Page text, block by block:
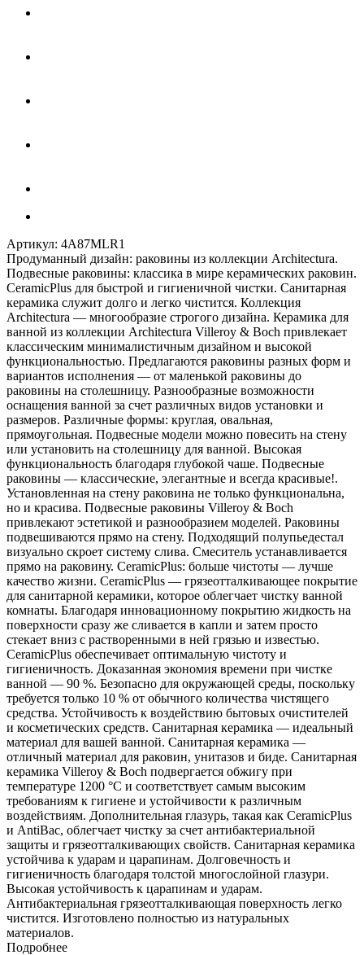
Артикул: 4A87MLR1
Продуманный дизайн: раковины из коллекции Architectura.
Подвесные раковины: классика в мире керамических раковин.
CeramicPlus для быстрой и гигиеничной чистки. Санитарная
керамика служит долго и легко чистится. Коллекция
Architectura — многообразие строгого дизайна. Керамика для
ванной из коллекции Architectura Villeroy & Boch привлекает
классическим минималистичным дизайном и высокой
функциональностью. Предлагаются раковины разных форм и
вариантов исполнения — от маленькой раковины до
раковины на столешницу. Разнообразные возможности
оснащения ванной за счет различных видов установки и
размеров. Различные формы: круглая, овальная,
прямоугольная. Подвесные модели можно повесить на стену
или установить на столешницу для ванной. Высокая
функциональность благодаря глубокой чаше. Подвесные
раковины — классические, элегантные и всегда красивые!.
Установленная на стену раковина не только функциональна,
но и красива. Подвесные раковины Villeroy & Boch
привлекают эстетикой и разнообразием моделей. Раковины
подвешиваются прямо на стену. Подходящий полупьедестал
визуально скроет систему слива. Смеситель устанавливается
прямо на раковину. CeramicPlus: больше чистоты — лучше
качество жизни. CeramicPlus — грязеотталкивающее покрытие
для санитарной керамики, которое облегчает чистку ванной
комнаты. Благодаря инновационному покрытию жидкость на
поверхности сразу же сливается в капли и затем просто
стекает вниз с растворенными в ней грязью и известью.
CeramicPlus обеспечивает оптимальную чистоту и
гигиеничность. Доказанная экономия времени при чистке
ванной — 90 %. Безопасно для окружающей среды, поскольку
требуется только 10 % от обычного количества чистящего
средства. Устойчивость к воздействию бытовых очистителей
и косметических средств. Санитарная керамика — идеальный
материал для вашей ванной. Санитарная керамика —
отличный материал для раковин, унитазов и биде. Санитарная
керамика Villeroy & Boch подвергается обжигу при
температуре 1200 °C и соответствует самым высоким
требованиям к гигиене и устойчивости к различным
воздействиям. Дополнительная глазурь, такая как CeramicPlus
и AntiBac, облегчает чистку за счет антибактериальной
защиты и грязеотталкивающих свойств. Санитарная керамика
устойчива к ударам и царапинам. Долговечность и
гигиеничность благодаря толстой многослойной глазури.
Высокая устойчивость к царапинам и ударам.
Антибактериальная грязеотталкивающая поверхность легко
чистится. Изготовлено полностью из натуральных
материалов.
Подробнее